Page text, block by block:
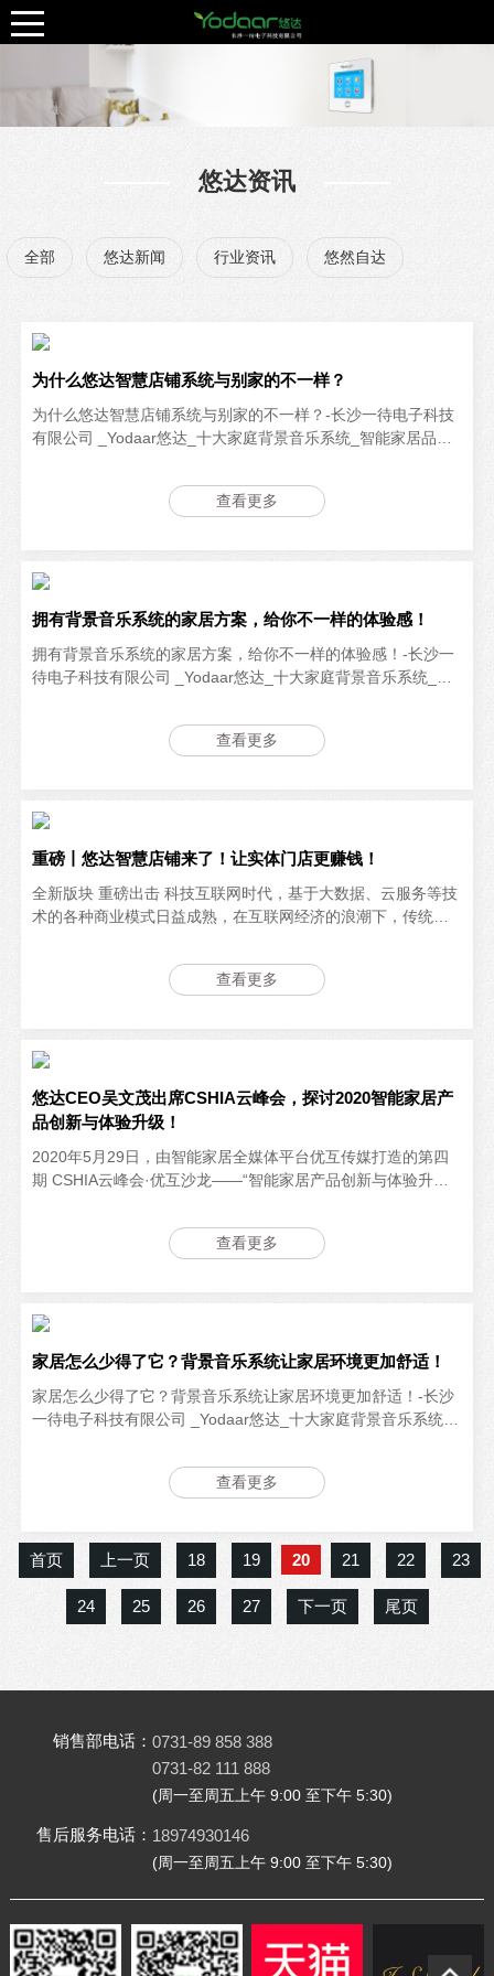
悠达资讯
全部 悠达新闻 行业资讯 悠然自达
为什么悠达智慧店铺系统与别家的不一样？
为什么悠达智慧店铺系统与别家的不一样？-长沙一待电子科技
有限公司 _Yodaar悠达_十大家庭背景音乐系统_智能家居品牌
更清楚的了解店铺情况，根据实际情况，改善运营管理，给实
体经济带来实际改变！
查看更多
拥有背景音乐系统的家居方案，给你不一样的体验感！
拥有背景音乐系统的家居方案，给你不一样的体验感！-长沙一
待电子科技有限公司 _Yodaar悠达_十大家庭背景音乐系统_智
家庭背景音乐系统呢，体验不同的家居环境！
查看更多
重磅丨悠达智慧店铺来了！让实体门店更赚钱！
全新版块 重磅出击 科技互联网时代，基于大数据、云服务等技
术的各种商业模式日益成熟，在互联网经济的浪潮下，传统实
加、缺乏与消费者的有效营销互动…
查看更多
悠达CEO吴文茂出席CSHIA云峰会，探讨2020智能家居产
品创新与体验升级！
2020年5月29日，由智能家居全媒体平台优互传媒打造的第四
期 CSHIA云峰会·优互沙龙——“智能家居产品创新与体验升级
坛，与众业界大咖大咖一起，围绕相
查看更多
家居怎么少得了它？背景音乐系统让家居环境更加舒适！
家居怎么少得了它？背景音乐系统让家居环境更加舒适！-长沙
一待电子科技有限公司 _Yodaar悠达_十大家庭背景音乐系统_
伴，交流是不是更加温情；在厨房烹饪时，有了音乐的相伴，
烹饪出来的美食是不是更加美味；在干家务时，有了音乐的相
查看更多
首页 上一页 18 19 20 21 22 23
24 25 26 27 下一页 尾页
销售部电话： 0731-89 858 388
0731-82 111 888
(周一至周五上午 9:00 至下午 5:30)
售后服务电话： 18974930146
(周一至周五上午 9:00 至下午 5:30)